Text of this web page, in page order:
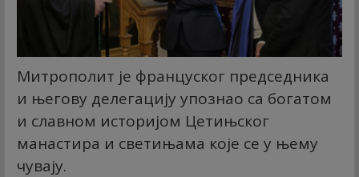
Митрополит је француског председника
и његову делегацију упознао са богатом
и славном историјом Цетињског
манастира и светињама које се у њему
чувају.